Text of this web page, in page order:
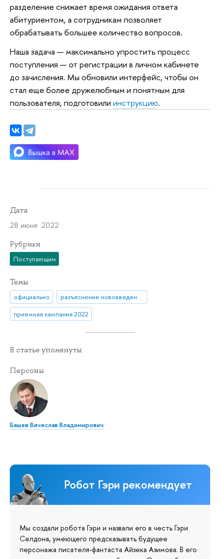
разделение снижает время ожидания ответа
абитуриентом, а сотрудникам позволяет
обрабатывать большее количество вопросов.
Наша задача — максимально упростить процесс
поступления — от регистрации в личном кабинете
до зачисления. Мы обновили интерфейс, чтобы он
стал еще более дружелюбным и понятным для
пользователя, подготовили инструкцию.
Дата
28 июня 2022
Рубрики
Поступающим
Темы
официально
разъяснение нововведения
приемная кампания 2022
В статье упомянуты
Персоны
Башев Вячеслав Владимирович
Робот Гэри рекомендует
Мы создали робота Гэри и назвали его в честь Гэри
Селдона, умеющего предсказывать будущее
персонажа писателя-фантаста Айзека Азимова. В его